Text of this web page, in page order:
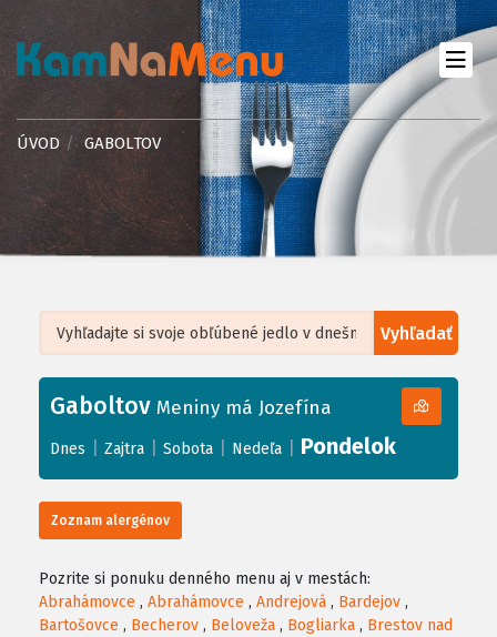
ÚVOD GABOLTOV
Vyhľadať
+
−
Leaflet| ©OpenStreetMap, Tiles courtesy ofHumanitarian OpenStreetMap
Gaboltov Meniny má Jozefína
Dnes Zajtra Sobota Nedeľa Pondelok
Zoznam alergénov
Pozrite si ponuku denného menu aj v mestách:
Abrahámovce , Abrahámovce , Andrejová , Bardejov ,
Bartošovce , Becherov , Beloveža , Bogliarka , Brestov nad